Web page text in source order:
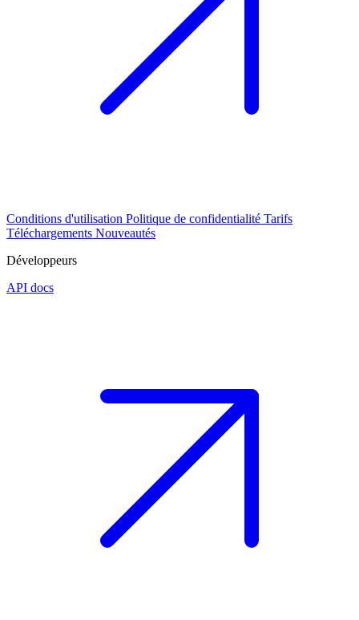
Conditions d'utilisation Politique de confidentialité Tarifs
Téléchargements Nouveautés
Développeurs
API docs